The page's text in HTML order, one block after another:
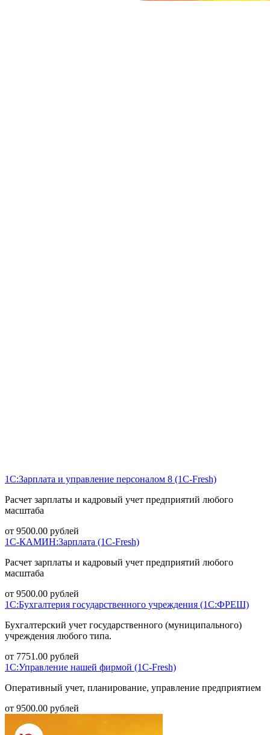
1С:Зарплата и управление персоналом 8 (1С-Fresh)
Расчет зарплаты и кадровый учет предприятий любого
масштаба
от 9500.00 рублей
1С-КАМИН:Зарплата (1С-Fresh)
Расчет зарплаты и кадровый учет предприятий любого
масштаба
от 9500.00 рублей
1С:Бухгалтерия государственного учреждения (1С:ФРЕШ)
Бухгалтерский учет государственного (муниципального)
учреждения любого типа.
от 7751.00 рублей
1С:Управление нашей фирмой (1С-Fresh)
Оперативный учет, планирование, управление предприятием
от 9500.00 рублей